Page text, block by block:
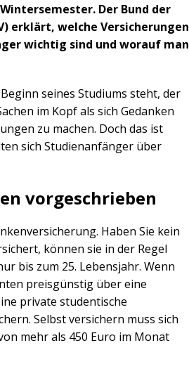
Der Bund der
erklärt, welche Versicherungen
wichtig sind und worauf man
seines Studiums steht, der
im Kopf als sich Gedanken
zu machen. Doch das ist
sich Studienanfänger über
vorgeschrieben
Haben Sie kein
können sie in der Regel
bis zum 25. Lebensjahr. Wenn
preisgünstig über eine
private studentische
Selbst versichern muss sich
mehr als 450 Euro im Monat